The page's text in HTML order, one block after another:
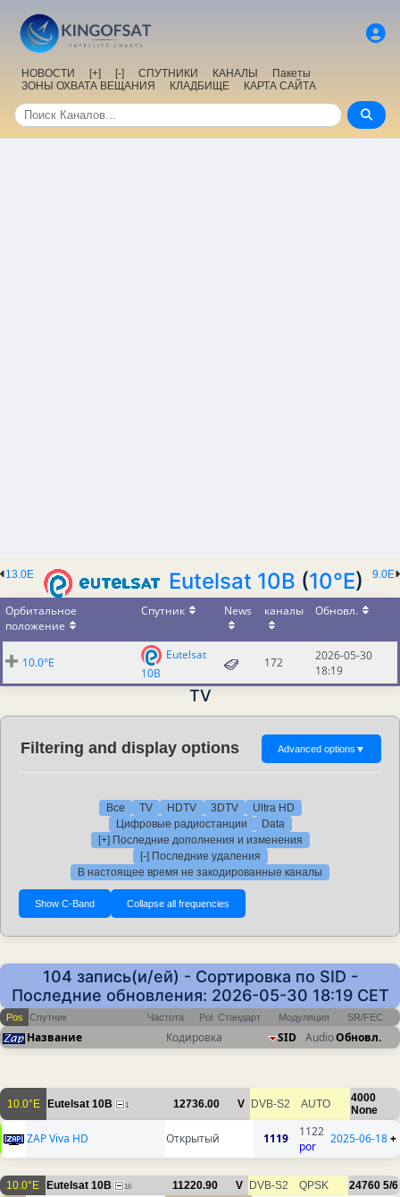
НОВОСТИ [+] [-] СПУТНИКИ КАНАЛЫ
Пакеты
ЗОНЫ ОХВАТА ВЕЩАНИЯ
КЛАДБИЩЕ КАРТА САЙТА
9.0E
13.0E Eutelsat 10B (10°E)
Орбитальное
положение
Спутник News каналы Обновл.
10.0°E
Eutelsat
10B
172
2026-05-30
18:19
TV
Filtering and display options Advanced options ▼
Все TV HDTV 3DTV
Ultra HD
Цифровые радиостанции
Data
[+] Последние дополнения и изменения
[-] Последние удаления
В настоящее время не закодированные каналы
104 запись(и/ей) - Сортировка по SID -
Последние обновления: 2026-05-30 18:19 CET
Pos Спутник Частота Pol Стандарт Модуляция SR/FEC
Название Кодировка SID AudioОбновл.
10.0°E Eutelsat 10B 1 12736.00 V DVB-S2 AUTO
4000
None
ZAP Viva HD Открытый 1119
1122
por
2025-06-18+
10.0°E Eutelsat 10B 16 11220.90 V DVB-S2 QPSK 24760 5/6